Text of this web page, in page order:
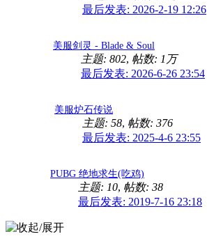
最后发表: 2026-2-19 12:26
美服剑灵 - Blade & Soul
主题: 802, 帖数: 1万
最后发表: 2026-6-26 23:54
美服炉石传说
主题: 58, 帖数: 376
最后发表: 2025-4-6 23:55
PUBG 绝地求生(吃鸡)
主题: 10, 帖数: 38
最后发表: 2019-7-16 23:18